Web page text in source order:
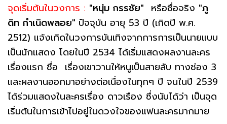
จุดเริ่มต้นในวงการ : "หนุ่ม กรรชัย" หรือชื่อจริง "ภู
ดิท กำเนิดพลอย" ปัจจุบัน อายุ 53 ปี (เกิดปี พ.ศ.
2512) แจ้งเกิดในวงการบันเทิงจากการการเป็นนายแบบ
เป็นนักแสดง โดยในปี 2534 ได้เริ่มแสดงผลงานละคร
เรื่องแรก ชื่อ เรื่องเขาวานให้หนูเป็นสายลับ ทางช่อง 3
และผลงานออกมาอย่างต่อเนื่องในทุกๆ ปี จนในปี 2539
ได้ร่วมแสดงในละครเรื่อง ดาวเรือง ซึ่งนับได้ว่า เป็นจุด
เริ่มต้นในการเข้าไปอยู่ในดวงใจของแฟนละครมากมาย